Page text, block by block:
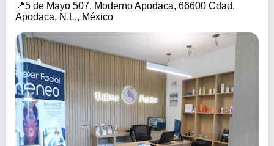
5 de Mayo 507, Moderno Apodaca, 66600 Cdad.
Apodaca, N.L., México